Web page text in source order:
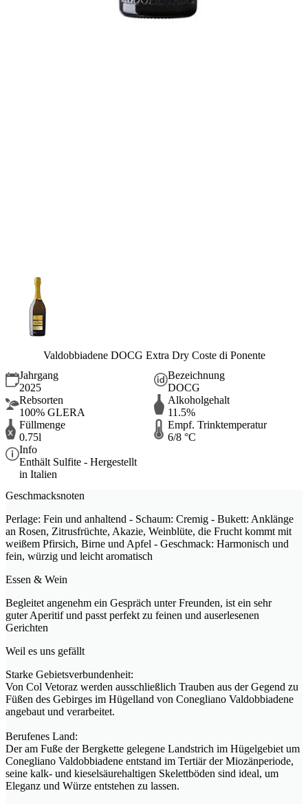
Valdobbiadene DOCG Extra Dry Coste di Ponente
Jahrgang
2025
Bezeichnung
DOCG
Rebsorten
100% GLERA
Alkoholgehalt
11.5%
Füllmenge
0.75l
Empf. Trinktemperatur
6/8 °C
Info
Enthält Sulfite - Hergestellt
in Italien
Geschmacksnoten
Perlage: Fein und anhaltend - Schaum: Cremig - Bukett: Anklänge
an Rosen, Zitrusfrüchte, Akazie, Weinblüte, die Frucht kommt mit
weißem Pfirsich, Birne und Apfel - Geschmack: Harmonisch und
fein, würzig und leicht aromatisch
Essen & Wein
Begleitet angenehm ein Gespräch unter Freunden, ist ein sehr
guter Aperitif und passt perfekt zu feinen und auserlesenen
Gerichten
Weil es uns gefällt
Starke Gebietsverbundenheit:
Von Col Vetoraz werden ausschließlich Trauben aus der Gegend zu
Füßen des Gebirges im Hügelland von Conegliano Valdobbiadene
angebaut und verarbeitet.
Berufenes Land:
Der am Fuße der Bergkette gelegene Landstrich im Hügelgebiet um
Conegliano Valdobbiadene entstand im Tertiär der Miozänperiode,
seine kalk- und kieselsäurehaltigen Skelettböden sind ideal, um
Eleganz und Würze entstehen zu lassen.